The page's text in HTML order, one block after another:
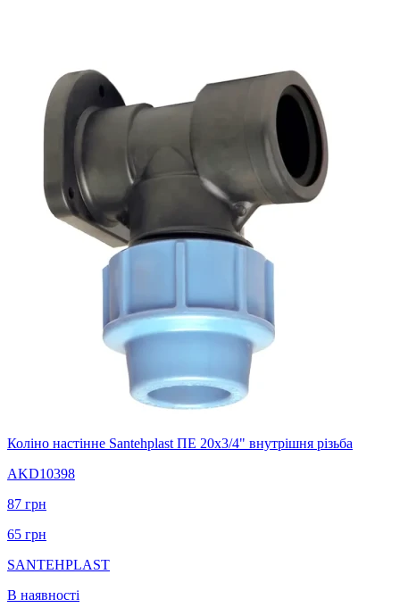
Коліно настінне Santehplast ПЕ 20x3/4" внутрішня різьба
AKD10398
87 грн
65 грн
SANTEHPLAST
В наявності